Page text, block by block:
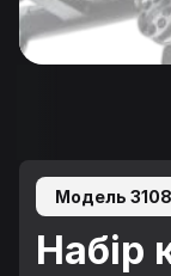
Модель
Набір